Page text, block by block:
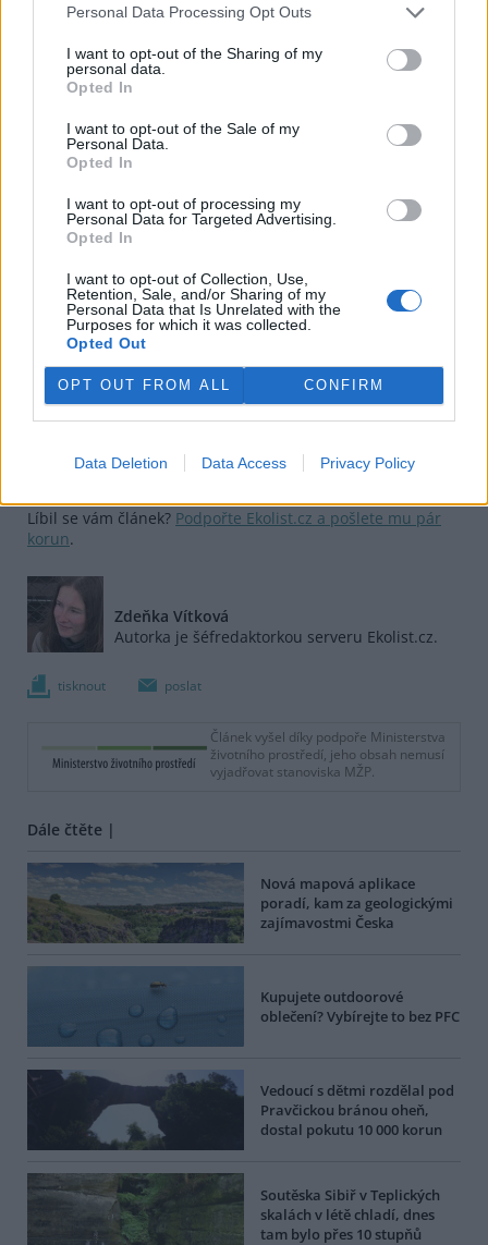
Personal Data Processing Opt Outs
I want to opt-out of the Sharing of my
personal data.
Opted In
I want to opt-out of the Sale of my
Personal Data.
Opted In
I want to opt-out of processing my
Personal Data for Targeted Advertising.
Opted In
I want to opt-out of Collection, Use,
Retention, Sale, and/or Sharing of my
Personal Data that Is Unrelated with the
Purposes for which it was collected.
Opted Out
OPT OUT FROM ALL CONFIRM
Data Deletion Data Access Privacy Policy
Líbil se vám článek? Podpořte Ekolist.cz a pošlete mu pár
korun.
Zdeňka Vítková
Autorka je šéfredaktorkou serveru Ekolist.cz.
tisknout poslat
Článek vyšel díky podpoře Ministerstva
životního prostředí, jeho obsah nemusí
vyjadřovat stanoviska MŽP.
Dále čtěte |
Nová mapová aplikace
poradí, kam za geologickými
zajímavostmi Česka
Kupujete outdoorové
oblečení? Vybírejte to bez PFC
Vedoucí s dětmi rozdělal pod
Pravčickou bránou oheň,
dostal pokutu 10 000 korun
Soutěska Sibiř v Teplických
skalách v létě chladí, dnes
tam bylo přes 10 stupňů